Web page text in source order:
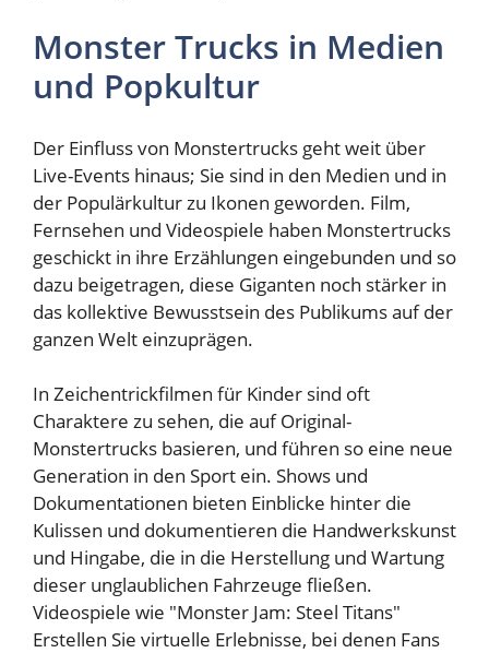
Monster Trucks in Medien
und Popkultur
Der Einfluss von Monstertrucks geht weit über
Live-Events hinaus; Sie sind in den Medien und in
der Populärkultur zu Ikonen geworden. Film,
Fernsehen und Videospiele haben Monstertrucks
geschickt in ihre Erzählungen eingebunden und so
dazu beigetragen, diese Giganten noch stärker in
das kollektive Bewusstsein des Publikums auf der
ganzen Welt einzuprägen.
In Zeichentrickfilmen für Kinder sind oft
Charaktere zu sehen, die auf Original-
Monstertrucks basieren, und führen so eine neue
Generation in den Sport ein. Shows und
Dokumentationen bieten Einblicke hinter die
Kulissen und dokumentieren die Handwerkskunst
und Hingabe, die in die Herstellung und Wartung
dieser unglaublichen Fahrzeuge fließen.
Videospiele wie "Monster Jam: Steel Titans"
Erstellen Sie virtuelle Erlebnisse, bei denen Fans